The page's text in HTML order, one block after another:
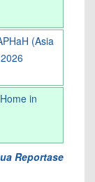
(Asia
in
Reportase